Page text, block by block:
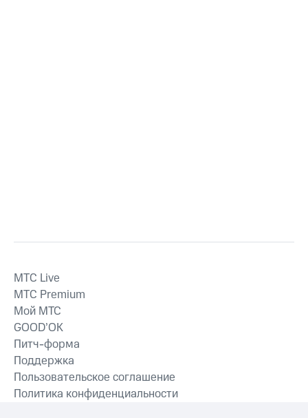
MTС Live
MTС Premium
Мой МТС
GOOD’OK
Питч-форма
Поддержка
Пользовательское соглашение
Политика конфиденциальности